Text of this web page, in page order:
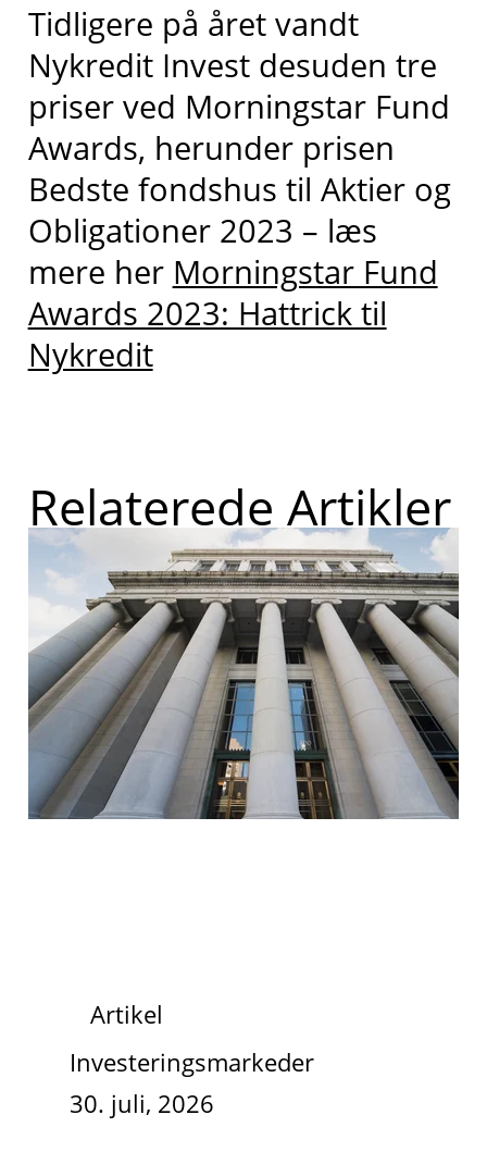
Tidligere på året vandt
Nykredit Invest desuden tre
priser ved Morningstar Fund
Awards, herunder prisen
Bedste fondshus til Aktier og
Obligationer 2023 – læs
mere her Morningstar Fund
Awards 2023: Hattrick til
Nykredit
Relaterede Artikler
Artikel
Investeringsmarkeder
30. juli, 2026